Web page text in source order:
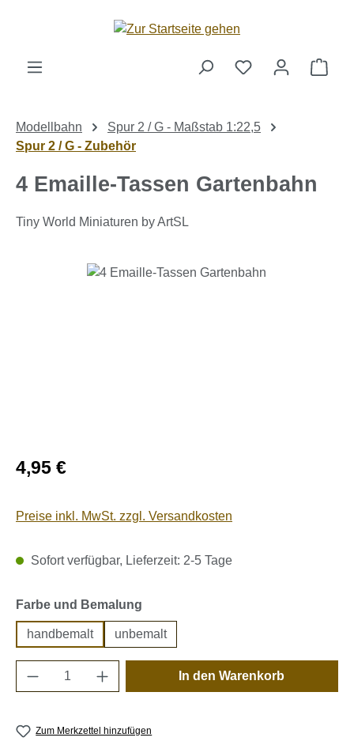
Zum Hauptinhalt springen
Modellbahn
Spur 2 / G - Maßstab 1:22,5
Spur 2 / G - Zubehör
4 Emaille-Tassen Gartenbahn
Tiny World Miniaturen by ArtSL
Bildergalerie überspringen
Regulärer Preis:
4,95 €
Preise inkl. MwSt. zzgl. Versandkosten
Sofort verfügbar, Lieferzeit: 2-5 Tage
Farbe und Bemalung
handbemalt unbemalt
Produkt Anzahl: Gib den gewünschten
In den Warenkorb
Zum Merkzettel hinzufügen